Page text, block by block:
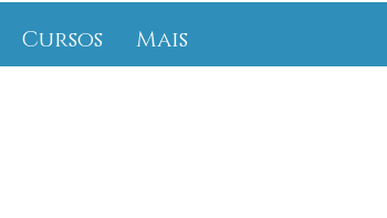
Cursos Mais